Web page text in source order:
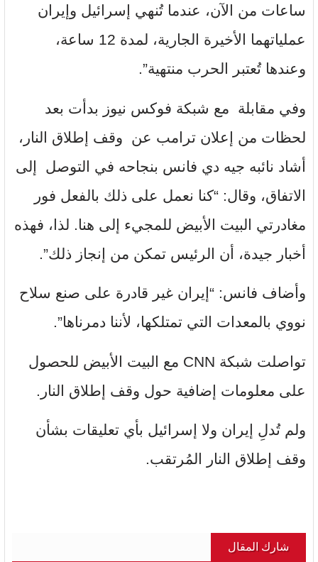
ساعات من الآن، عندما تُنهي إسرائيل وإيران
عملياتهما الأخيرة الجارية، لمدة 12 ساعة،
وعندها تُعتبر الحرب منتهية”.
وفي مقابلة مع شبكة فوكس نيوز بدأت بعد
لحظات من إعلان ترامب عن وقف إطلاق النار،
أشاد نائبه جيه دي فانس بنجاحه في التوصل إلى
الاتفاق، وقال: “كنا نعمل على ذلك بالفعل فور
مغادرتي البيت الأبيض للمجيء إلى هنا. لذا، فهذه
أخبار جيدة، أن الرئيس تمكن من إنجاز ذلك”.
وأضاف فانس: “إيران غير قادرة على صنع سلاح
نووي بالمعدات التي تمتلكها، لأننا دمرناها”.
تواصلت شبكة CNN مع البيت الأبيض للحصول
على معلومات إضافية حول وقف إطلاق النار.
ولم تُدلِ إيران ولا إسرائيل بأي تعليقات بشأن
وقف إطلاق النار المُرتقب.
شارك المقال